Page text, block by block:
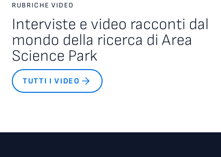
RUBRICHE VIDEO
Interviste e video racconti dal
mondo della ricerca di Area
Science Park
TUTTI I VIDEO